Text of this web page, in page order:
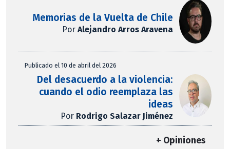
Memorias de la Vuelta de Chile
PorAlejandro Arros Aravena
Publicado el 10 de abril del 2026
Del desacuerdo a la violencia:
cuando el odio reemplaza las
ideas
Por Rodrigo Salazar Jiménez
+ Opiniones